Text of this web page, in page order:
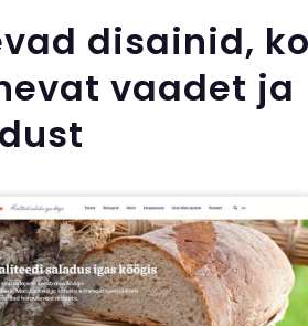
disainid,
vaadet ja